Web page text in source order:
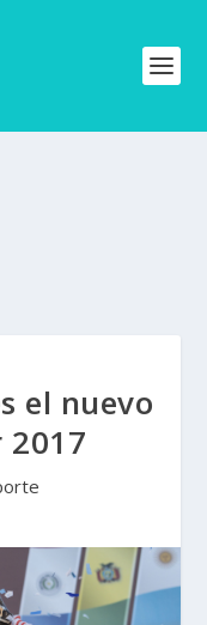
el nuevo
2017